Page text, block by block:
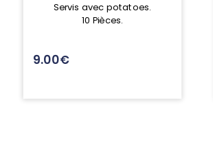
Servis avec potatoes.
10 Pièces.
9.00€